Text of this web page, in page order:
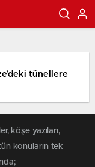
tünellere
köşe yazıları,
konuların tek